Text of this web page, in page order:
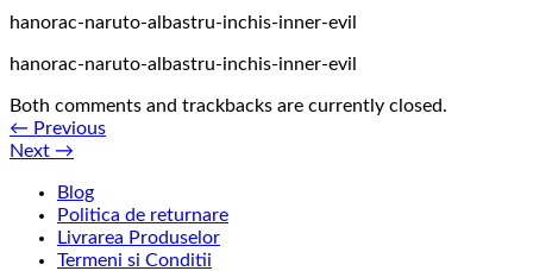
hanorac-naruto-albastru-inchis-inner-evil
hanorac-naruto-albastru-inchis-inner-evil
Both comments and trackbacks are currently closed.
← Previous
Next →
Blog
Politica de returnare
Livrarea Produselor
Termeni si Conditii